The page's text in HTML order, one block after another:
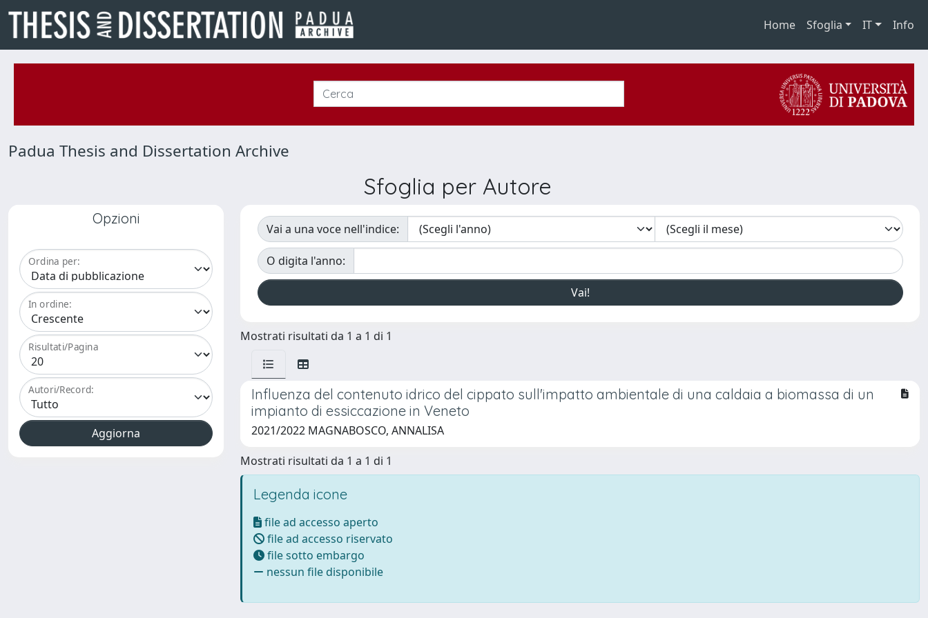
Home Sfoglia IT Info
Padua Thesis and Dissertation Archive
Sfoglia per Autore
Opzioni
Ordina per:
In ordine:
Risultati/Pagina
Autori/Record:
Vai a una voce nell'indice:
O digita l'anno:
Mostrati risultati da 1 a 1 di 1
Influenza del contenuto idrico del cippato sull'impatto ambientale di una caldaia a biomassa di un
impianto di essiccazione in Veneto
2021/2022 MAGNABOSCO, ANNALISA
Mostrati risultati da 1 a 1 di 1
Legenda icone
file ad accesso aperto
file ad accesso riservato
file sotto embargo
nessun file disponibile